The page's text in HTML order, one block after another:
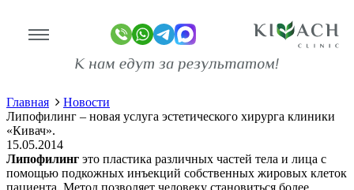
Липофилинг – новая услуга
эстетического хирурга клиники
«Кивач».
Главная
Новости
Липофилинг – новая услуга эстетического хирурга клиники
«Кивач».
15.05.2014
Липофилинг это пластика различных частей тела и лица с
помощью подкожных инъекций собственных жировых клеток
пациента. Метод позволяет человеку становиться более